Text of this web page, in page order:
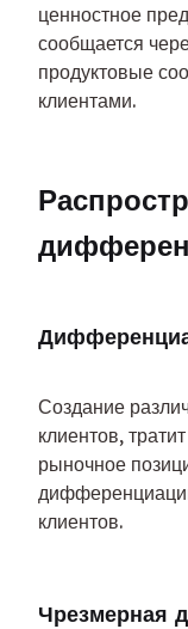
ценностное
сообщается
продуктовые
клиентами.
Создание
клиентов,
рыночное
клиентов.
Чрезмерная